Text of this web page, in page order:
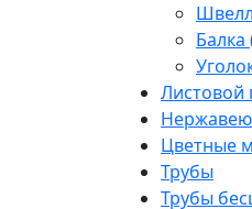
Балка
Листовой
Цветные
Трубы
Трубы